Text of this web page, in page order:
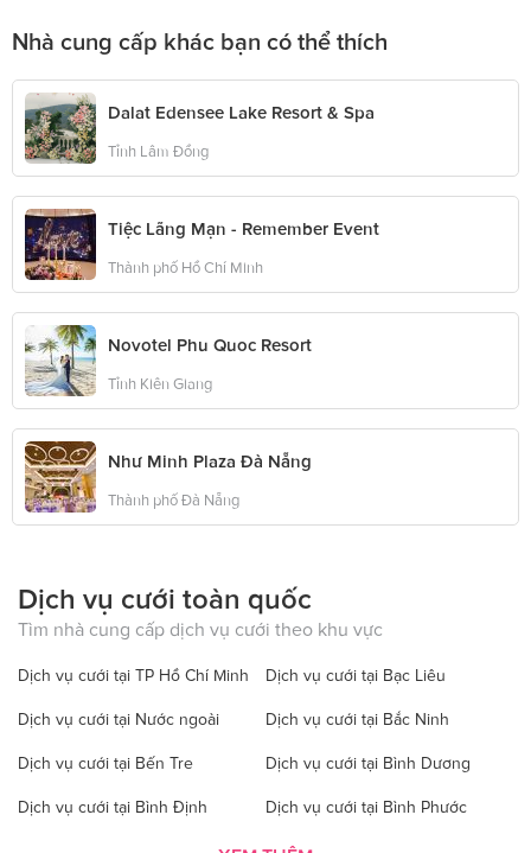
Nhà cung cấp khác bạn có thể thích
Dalat Edensee Lake Resort & Spa
Tỉnh Lâm Đồng
Tiệc Lãng Mạn - Remember Event
Thành phố Hồ Chí Minh
Novotel Phu Quoc Resort
Tỉnh Kiên Giang
Như Minh Plaza Đà Nẵng
Thành phố Đà Nẵng
Dịch vụ cưới toàn quốc
Tìm nhà cung cấp dịch vụ cưới theo khu vực
Dịch vụ cưới tại TP Hồ Chí Minh Dịch vụ cưới tại Bạc Liêu
Dịch vụ cưới tại Nước ngoài Dịch vụ cưới tại Bắc Ninh
Dịch vụ cưới tại Bến Tre Dịch vụ cưới tại Bình Dương
Dịch vụ cưới tại Bình Định Dịch vụ cưới tại Bình Phước